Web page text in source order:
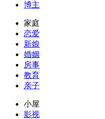
博主
家庭
恋爱
新娘
婚姻
房事
教育
亲子
小屋
影视